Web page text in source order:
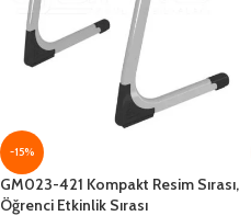
-15%
GM023-421 Kompakt Resim Sırası,
Öğrenci Etkinlik Sırası